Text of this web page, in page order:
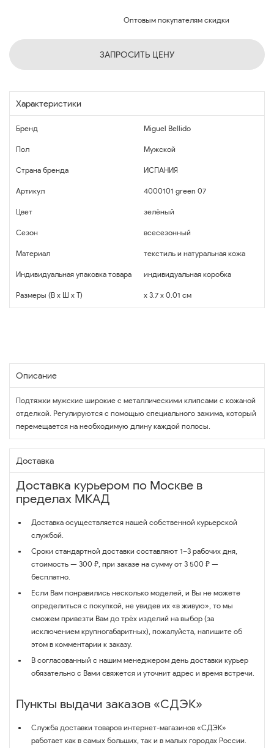
Оптовым покупателям скидки
ЗАПРОСИТЬ ЦЕНУ
Характеристики
Бренд Miguel Bellido
Пол Мужской
Страна бренда ИСПАНИЯ
Артикул 4000101 green 07
Цвет зелёный
Сезон всесезонный
Материал текстиль и натуральная кожа
Индивидуальная упаковка товара индивидуальная коробка
Размеры (В x Ш x Т) x 3.7 x 0.01 см
Описание
Подтяжки мужские широкие с металлическими клипсами с кожаной
отделкой. Регулируются с помощью специального зажима, который
перемещается на необходимую длину каждой полосы.
Доставка
Доставка курьером по Москве в
пределах МКАД
Доставка осуществляется нашей собственной курьерской
службой.
Сроки стандартной доставки составляют 1–3 рабочих дня,
стоимость — 300 ₽, при заказе на сумму от 3 500 ₽ —
бесплатно.
Если Вам понравились несколько моделей, и Вы не можете
определиться с покупкой, не увидев их «в живую», то мы
сможем привезти Вам до трёх изделий на выбор (за
исключением крупногабаритных), пожалуйста, напишите об
этом в комментарии к заказу.
В согласованный с нашим менеджером день доставки курьер
обязательно с Вами свяжется и уточнит адрес и время встречи.
Пункты выдачи заказов «СДЭК»
Служба доставки товаров интернет-магазинов «СДЭК»
работает как в самых больших, так и в малых городах России.